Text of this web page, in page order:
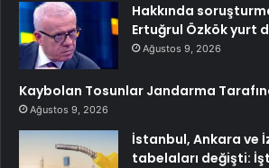
Hakkında
Ertuğrul Özkök yurt
Ağustos 9, 2026
Kaybolan Tosunlar Jandarma
Ağustos 9, 2026
İstanbul, Ankara ve
tabelaları değişti: